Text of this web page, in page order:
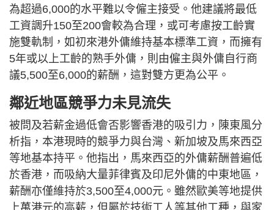
為超過6,000的水平難以令僱主接受。他建議將最低
工資調升150至200會較為合理，或可考慮按工齡實
施雙軌制，如初來港外傭維持基本標準工資，而擁有
5年或以上工齡的熟手外傭，則由僱主與外傭自行商
議5,500至6,000的薪酬，這對雙方更為公平。
鄰近地區競爭力未見流失
被問及若薪金過低會否影響香港的吸引力，陳東風分
析指，本港現時的競爭力與台灣、新加坡及馬來西亞
等地基本持平。他指出，馬來西亞的外傭薪酬普遍低
於香港，而吸納大量菲律賓及印尼外傭的中東地區，
薪酬亦僅維持於3,500至4,000元。雖然歐美等地提供